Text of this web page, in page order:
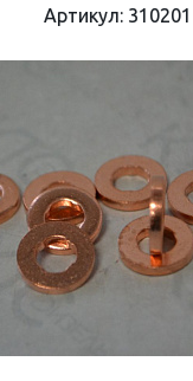
Артикул: 310201